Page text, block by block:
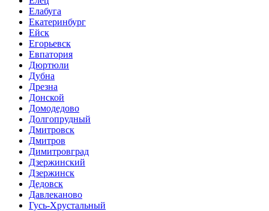
Елабуга
Екатеринбург
Ейск
Егорьевск
Евпатория
Дюртюли
Дубна
Дрезна
Донской
Домодедово
Долгопрудный
Дмитровск
Дмитров
Димитровград
Дзержинский
Дзержинск
Дедовск
Давлеканово
Гусь-Хрустальный